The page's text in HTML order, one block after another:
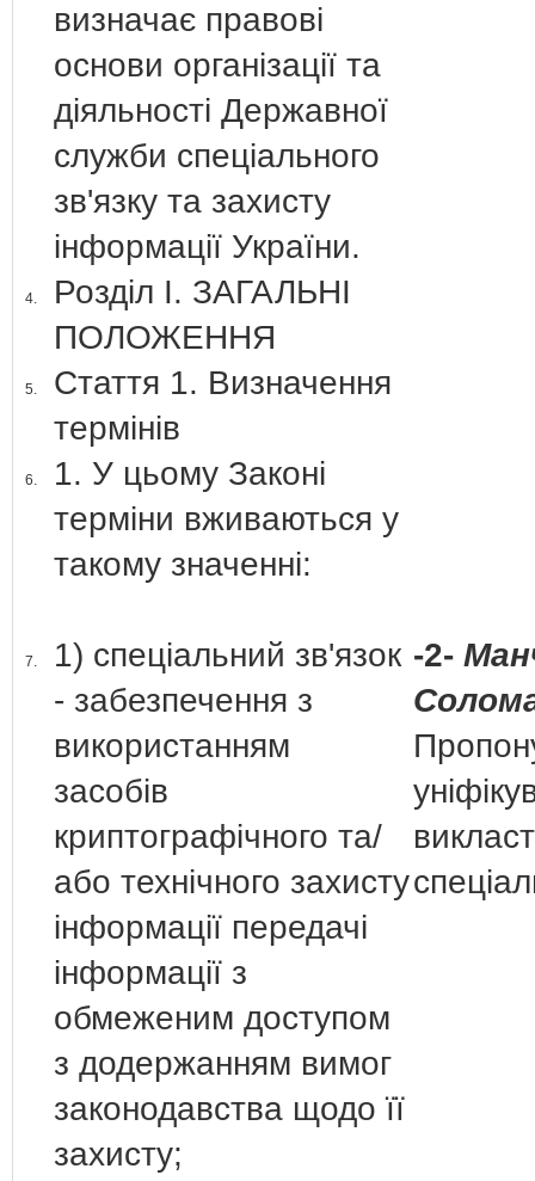
визначає правові
основи організації та
діяльності Державної
служби спеціального
зв'язку та захисту
інформації України.
4.
Розділ І. ЗАГАЛЬНІ
ПОЛОЖЕННЯ
5.
Стаття 1. Визначення
термінів
6.
1. У цьому Законі
терміни вживаються у
такому значенні:
7.
1) спеціальний зв'язок
- забезпечення з
використанням
засобів
криптографічного та/
або технічного захисту
інформації передачі
інформації з
обмеженим доступом
з додержанням вимог
законодавства щодо її
захисту;
-2-